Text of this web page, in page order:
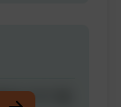
出10个最